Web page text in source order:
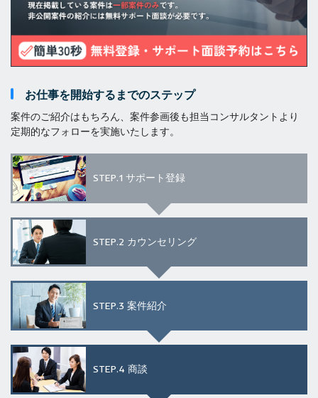
お仕事を開始するまでのステップ
案件のご紹介はもちろん、案件参画後も担当コンサルタントより
定期的なフォローを実施いたします。
STEP.1 サポート登録
STEP.2 カウンセリング
STEP.3 案件紹介
STEP.4 商談